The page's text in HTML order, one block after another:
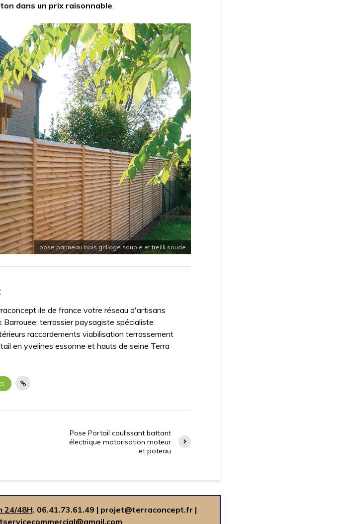
dans un prix raisonnable
pose panneau bois grillage souple et treilli soude
ile de france votre réseau d'artisans
Barrouee: terrassier paysagiste spécialiste
raccordements viabilisation terrassement
en yvelines essonne et hauts de seine Terra
Pose Portail coulissant battant
électrique motorisation moteur
et poteau
24/48H. 06.41.73.61.49 | projet@terraconcept.fr |